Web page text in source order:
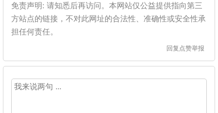
免责声明: 请知悉后再访问。本网站仅公益提供指向第三
方站点的链接，不对此网址的合法性、准确性或安全性承
担任何责任。
回复 点赞举报